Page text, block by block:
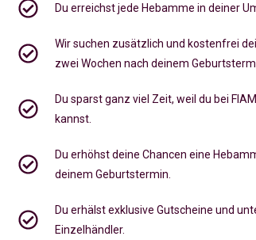
Du erreichst jede Hebamme in deiner
Wir suchen zusätzlich und kostenfrei
zwei Wochen nach deinem
Du sparst ganz viel Zeit, weil du bei
kannst.
Du erhöhst deine Chancen eine
deinem Geburtstermin
Du erhälst exklusive Gutscheine und
Einzelhändler.